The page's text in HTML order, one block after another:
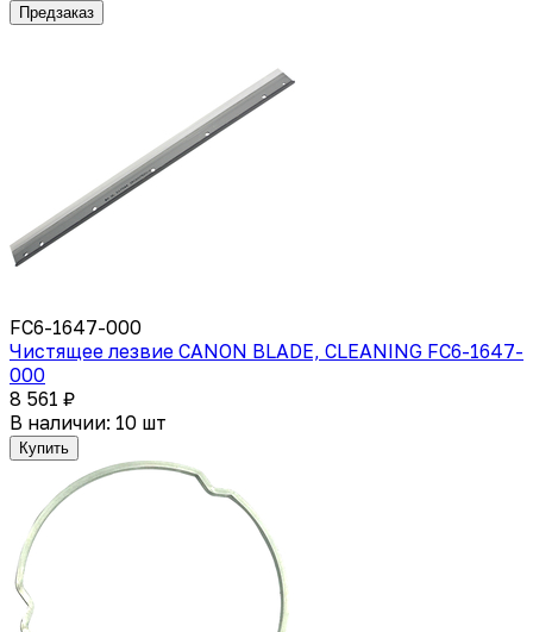
Предзаказ
FC6-1647-000
Чистящее лезвие CANON BLADE, CLEANING FC6-1647-
000
8 561 ₽
В наличии: 10 шт
Купить